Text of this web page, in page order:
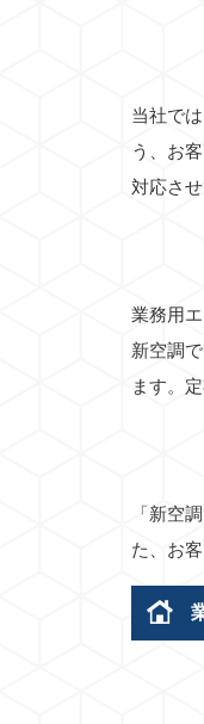
当社で
う、お
対応さ
業務用
新空調
ます。
「新空
た、お